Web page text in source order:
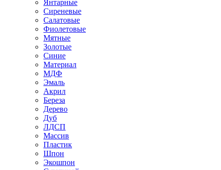
Янтарные
Сиреневые
Салатовые
Фиолетовые
Мятные
Золотые
Синие
Материал
МДФ
Эмаль
Акрил
Береза
Дерево
Дуб
ЛДСП
Массив
Пластик
Шпон
Экошпон